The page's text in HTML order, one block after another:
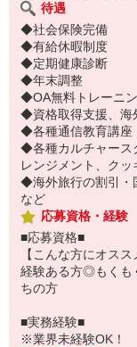
待遇
◆社会保険完備
◆有給休暇制度
◆定期健康診断
◆年末調整
◆OA無料トレーニ
◆資格取得支援、海
◆各種通信教育講座
◆各種カルチャース
レンジメント、クッ
◆海外旅行の割引・
など
応募資格・経験
■応募資格■
【こんな方にオス
経験ある方◎もくも
ちの方
■実務経験■
※業界未経験OK！